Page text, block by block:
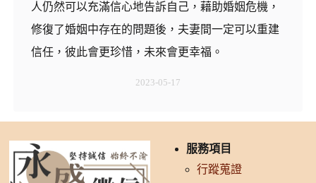
人仍然可以充滿信心地告訴自己，藉助婚姻危機，
修復了婚姻中存在的問題後，夫妻間一定可以重建
信任，彼此會更珍惜，未來會更幸福。
2023-05-17
服務項目
行蹤蒐證